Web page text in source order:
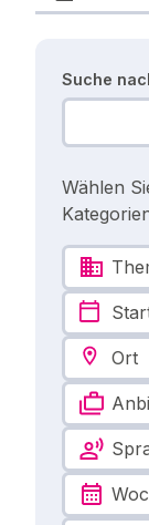
Suche
Wählen
Ort